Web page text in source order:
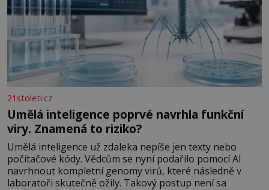
21stoleti.cz
Umělá inteligence poprvé navrhla funkční
viry. Znamená to riziko?
Umělá inteligence už zdaleka nepíše jen texty nebo
počítačové kódy. Vědcům se nyní podařilo pomocí AI
navrhnout kompletní genomy virů, které následně v
laboratoři skutečně ožily. Takový postup není sa